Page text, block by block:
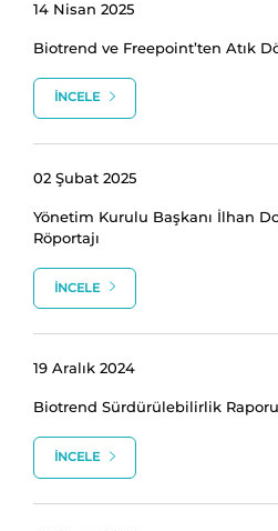
14 Nisan 2025
Biotrend ve Freepoint’ten Atık
İNCELE
02 Şubat 2025
Yönetim Kurulu Başkanı İlhan
Röportajı
İNCELE
19 Aralık 2024
Biotrend Sürdürülebilirlik Raporu
İNCELE